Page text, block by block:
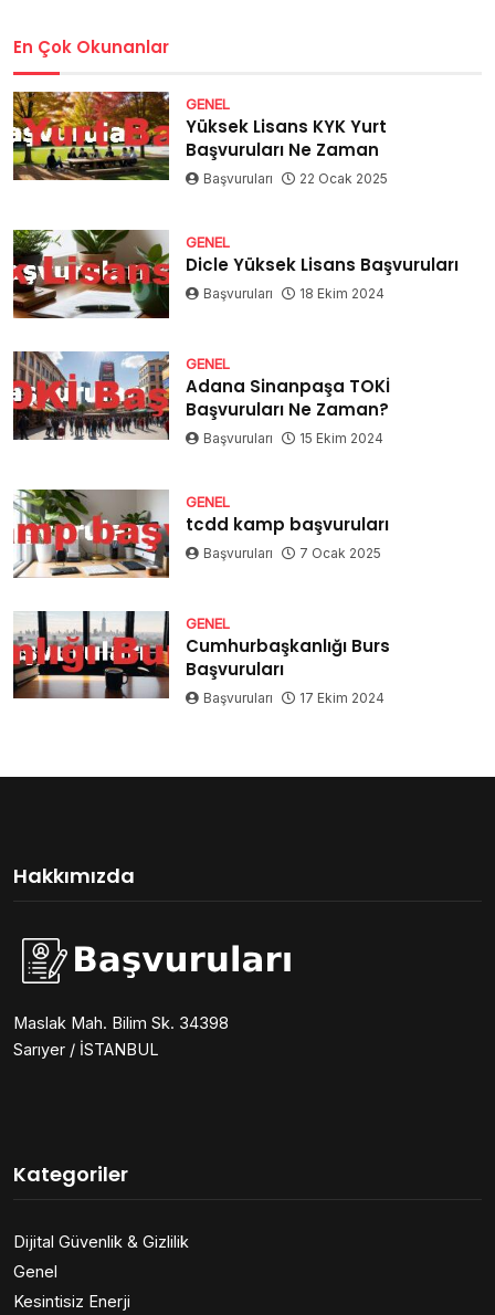
En Çok Okunanlar
GENEL
Yüksek Lisans KYK Yurt
Başvuruları Ne Zaman
Başvuruları 22 Ocak 2025
GENEL
Dicle Yüksek Lisans Başvuruları
Başvuruları 18 Ekim 2024
GENEL
Adana Sinanpaşa TOKİ
Başvuruları Ne Zaman?
Başvuruları 15 Ekim 2024
GENEL
tcdd kamp başvuruları
Başvuruları 7 Ocak 2025
GENEL
Cumhurbaşkanlığı Burs
Başvuruları
Başvuruları 17 Ekim 2024
Hakkımızda
Maslak Mah. Bilim Sk. 34398
Sarıyer / İSTANBUL
Kategoriler
Dijital Güvenlik & Gizlilik
Genel
Kesintisiz Enerji